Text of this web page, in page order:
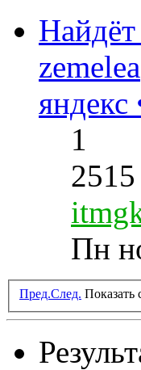
zemelea
1
2515
Пн
Пред.След. Показать